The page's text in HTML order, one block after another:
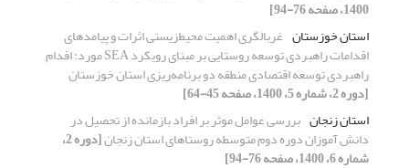
1400، صفحه 76-94]
استان خوزستان غربالگری اهمیت محیط‌زیستی اثرات و پیامدهای
اقدامات راهبردی توسعه روستایی بر مبنای رویکرد SEA مورد: اقدام
راهبردی توسعه اقتصادی منطقه دو برنامه‌ریزی استان خوزستان
[دوره 2، شماره 5، 1400، صفحه 45-64]
استان زنجان بررسی عوامل موثر بر افراد بازمانده از تحصیل در
دانش آموزان دوره دوم متوسطه روستاهای استان زنجان [دوره 2،
شماره 6، 1400، صفحه 76-94]